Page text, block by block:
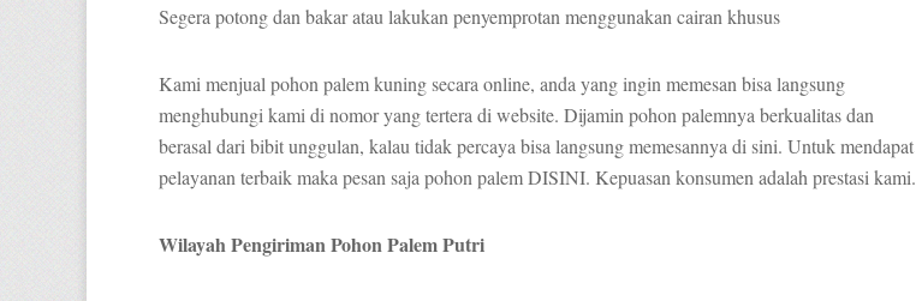
Segera potong dan bakar atau lakukan penyemprotan menggunakan cairan khusus
Kami menjual pohon palem kuning secara online, anda yang ingin memesan bisa langsung
menghubungi kami di nomor yang tertera di website. Dijamin pohon palemnya berkualitas dan
berasal dari bibit unggulan, kalau tidak percaya bisa langsung memesannya di sini. Untuk mendapat
pelayanan terbaik maka pesan saja pohon palem DISINI. Kepuasan konsumen adalah prestasi kami.
Wilayah Pengiriman Pohon Palem Putri